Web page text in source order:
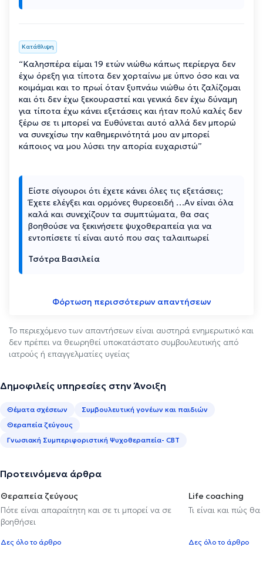
Κατάθλιψη
“Καλησπέρα είμαι 19 ετών νιώθω κάπως περίεργα δεν
έχω όρεξη για τίποτα δεν χορταίνω με ύπνο όσο και να
κοιμάμαι και το πρωί όταν ξυπνάω νιώθω ότι ζαλίζομαι
και ότι δεν έχω ξεκουραστεί και γενικά δεν έχω δύναμη
για τίποτα έχω κάνει εξετάσεις και ήταν πολύ καλές δεν
ξέρω σε τι μπορεί να Ευθύνεται αυτό αλλά δεν μπορώ
να συνεχίσω την καθημερινότητά μου αν μπορεί
κάποιος να μου λύσει την απορία ευχαριστώ”
Είστε σίγουροι ότι έχετε κάνει όλες τις εξετάσεις;
Έχετε ελέγξει και ορμόνες θυρεοειδή …Αν είναι όλα
καλά και συνεχίζουν τα συμπτώματα, θα σας
βοηθούσε να ξεκινήσετε ψυχοθεραπεία για να
εντοπίσετε τί είναι αυτό που σας ταλαιπωρεί
Τσότρα Βασιλεία
Φόρτωση περισσότερων απαντήσεων
Το περιεχόμενο των απαντήσεων είναι αυστηρά ενημερωτικό και
δεν πρέπει να θεωρηθεί υποκατάστατο συμβουλευτικής από
ιατρούς ή επαγγελματίες υγείας
Δημοφιλείς υπηρεσίες στην Άνοιξη
Θέματα σχέσεων
Συμβουλευτική γονέων και παιδιών
Θεραπεία ζεύγους
Γνωσιακή Συμπεριφοριστική Ψυχοθεραπεία- CBT
Προτεινόμενα άρθρα
Θεραπεία ζεύγους
Πότε είναι απαραίτητη και σε τι μπορεί να σε
βοηθήσει
Δες όλο το άρθρο
Life coaching
Τι είναι και πώς
Δες όλο το άρθρο